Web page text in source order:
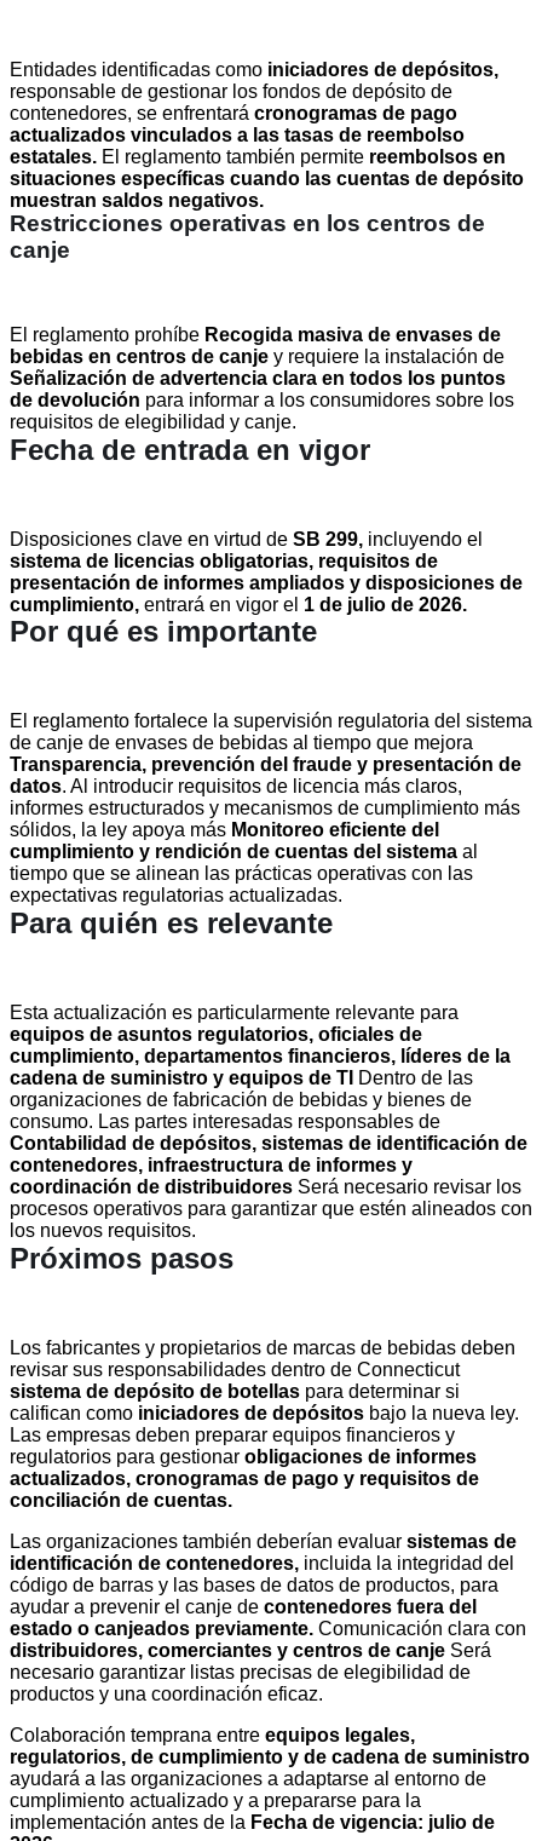
Entidades identificadas como iniciadores de depósitos,
responsable de gestionar los fondos de depósito de
contenedores, se enfrentará cronogramas de pago
actualizados vinculados a las tasas de reembolso
estatales. El reglamento también permite reembolsos en
situaciones específicas cuando las cuentas de depósito
muestran saldos negativos.
Restricciones operativas en los centros de
canje
El reglamento prohíbe Recogida masiva de envases de
bebidas en centros de canje y requiere la instalación de
Señalización de advertencia clara en todos los puntos
de devolución para informar a los consumidores sobre los
requisitos de elegibilidad y canje.
Fecha de entrada en vigor
Disposiciones clave en virtud de SB 299, incluyendo el
sistema de licencias obligatorias, requisitos de
presentación de informes ampliados y disposiciones de
cumplimiento, entrará en vigor el 1 de julio de 2026.
Por qué es importante
El reglamento fortalece la supervisión regulatoria del sistema
de canje de envases de bebidas al tiempo que mejora
Transparencia, prevención del fraude y presentación de
datos. Al introducir requisitos de licencia más claros,
informes estructurados y mecanismos de cumplimiento más
sólidos, la ley apoya más Monitoreo eficiente del
cumplimiento y rendición de cuentas del sistema al
tiempo que se alinean las prácticas operativas con las
expectativas regulatorias actualizadas.
Para quién es relevante
Esta actualización es particularmente relevante para
equipos de asuntos regulatorios, oficiales de
cumplimiento, departamentos financieros, líderes de la
cadena de suministro y equipos de TI Dentro de las
organizaciones de fabricación de bebidas y bienes de
consumo. Las partes interesadas responsables de
Contabilidad de depósitos, sistemas de identificación de
contenedores, infraestructura de informes y
coordinación de distribuidores Será necesario revisar los
procesos operativos para garantizar que estén alineados con
los nuevos requisitos.
Próximos pasos
Los fabricantes y propietarios de marcas de bebidas deben
revisar sus responsabilidades dentro de Connecticut
sistema de depósito de botellas para determinar si
califican como iniciadores de depósitos bajo la nueva ley.
Las empresas deben preparar equipos financieros y
regulatorios para gestionar obligaciones de informes
actualizados, cronogramas de pago y requisitos de
conciliación de cuentas.
Las organizaciones también deberían evaluar sistemas de
identificación de contenedores, incluida la integridad del
código de barras y las bases de datos de productos, para
ayudar a prevenir el canje de contenedores fuera del
estado o canjeados previamente. Comunicación clara con
distribuidores, comerciantes y centros de canje Será
necesario garantizar listas precisas de elegibilidad de
productos y una coordinación eficaz.
Colaboración temprana entre equipos legales,
regulatorios, de cumplimiento y de cadena de suministro
ayudará a las organizaciones a adaptarse al entorno de
cumplimiento actualizado y a prepararse para la
implementación antes de la Fecha de vigencia: julio de